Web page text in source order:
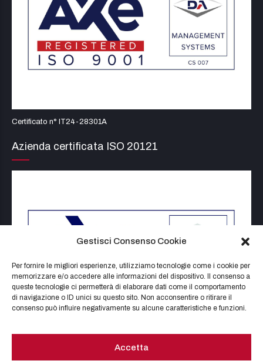
Gestisci Consenso Cookie
Per fornire le migliori esperienze, utilizziamo tecnologie come i cookie per
memorizzare e/o accedere alle informazioni del dispositivo. Il consenso a
queste tecnologie ci permetterà di elaborare dati come il comportamento
di navigazione o ID unici su questo sito. Non acconsentire o ritirare il
consenso può influire negativamente su alcune caratteristiche e funzioni.
Accetta
Azienda certificata ISO 20121